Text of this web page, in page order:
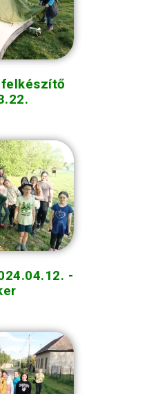
felkészítő
-